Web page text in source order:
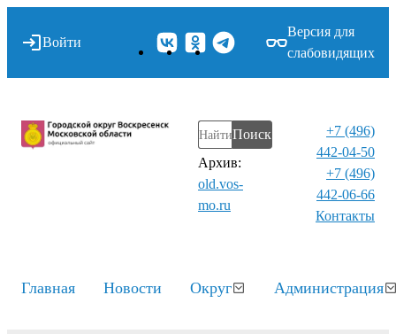
Войти
Версия для
слабовидящих
Поиск
Архив:
old.vos-
mo.ru
+7 (496)
442-04-50
+7 (496)
442-06-66
Контакты⁠
Главная Новости Округ Администрация